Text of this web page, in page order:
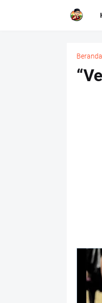
Beranda